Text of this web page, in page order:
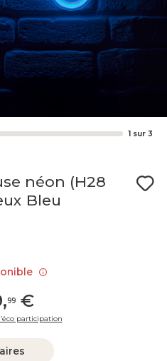
1 sur 3
néon (H28
Bleu
,99€
participation